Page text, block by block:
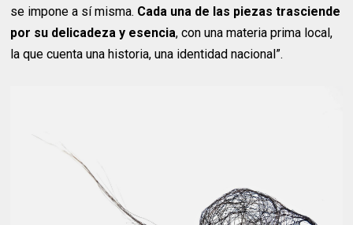
se impone a sí misma. Cada una de las piezas trasciende
por su delicadeza y esencia, con una materia prima local,
la que cuenta una historia, una identidad nacional”.